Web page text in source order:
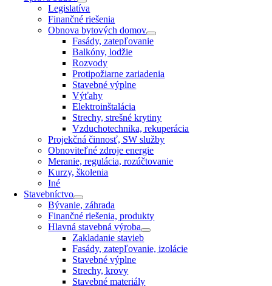
Legislatíva
Finančné riešenia
Obnova bytových domov
Fasády, zatepľovanie
Balkóny, lodžie
Rozvody
Protipožiarne zariadenia
Stavebné výplne
Výťahy
Elektroinštalácia
Strechy, strešné krytiny
Vzduchotechnika, rekuperácia
Projekčná činnosť, SW služby
Obnoviteľné zdroje energie
Meranie, regulácia, rozúčtovanie
Kurzy, školenia
Iné
Stavebníctvo
Bývanie, záhrada
Finančné riešenia, produkty
Hlavná stavebná výroba
Zakladanie stavieb
Fasády, zatepľovanie, izolácie
Stavebné výplne
Strechy, krovy
Stavebné materiály